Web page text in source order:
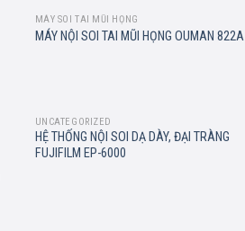
Add to
wishlist
MÁY SOI TAI MŨI HỌNG
MÁY NỘI SOI TAI MŨI HỌNG OUMAN 822A
Add to
UNCATEGORIZED
HỆ THỐNG NỘI SOI DẠ DÀY, ĐẠI TRÀNG
FUJIFILM EP-6000